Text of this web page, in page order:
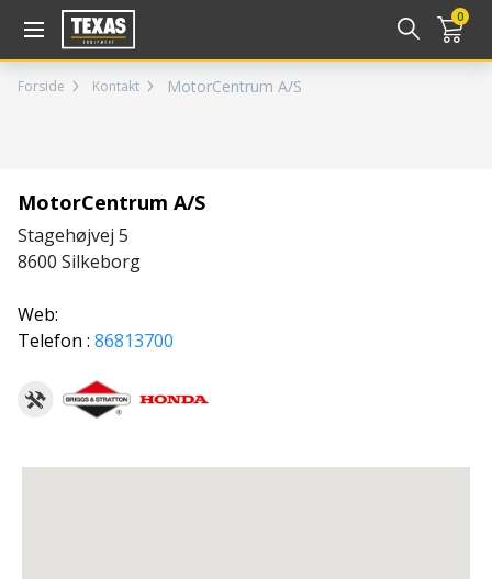
0
Forside Kontakt MotorCentrum A/S
MotorCentrum A/S
Stagehøjvej 5
8600 Silkeborg
Web:
Telefon : 86813700